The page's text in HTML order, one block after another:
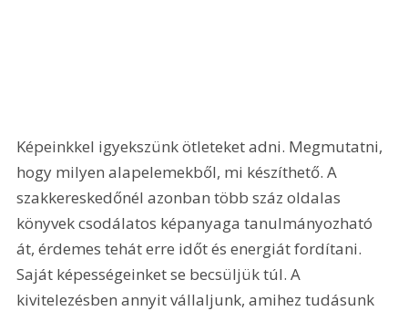
Képeinkkel igyekszünk ötleteket adni. Megmutatni,
hogy milyen alapelemekből, mi készíthető. A
szakkereskedőnél azonban több száz oldalas
könyvek csodálatos képanyaga tanulmányozható
át, érdemes tehát erre időt és energiát fordítani.
Saját képességeinket se becsüljük túl. A
kivitelezésben annyit vállaljunk, amihez tudásunk